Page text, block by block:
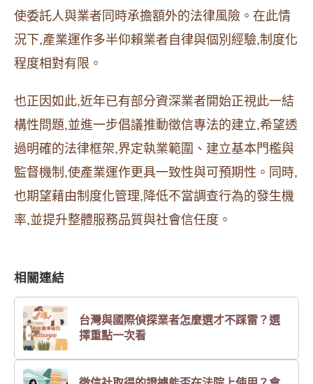
使委託人與業者同時承擔額外的法律風險。在此情
況下,產業運作多半仰賴業者自律與個別經驗,制度化
程度相對有限。
也正因如此,近年已有部分資深業者開始正視此一結
構性問題,並進一步倡議推動徵信專法的建立,希望透
過明確的法律框架,界定執業範圍、建立基本門檻與
監督機制,使產業運作更具一致性與可預期性。同時,
也期望藉由制度化管理,降低不當調查行為的發生機
率,並提升整體服務品質與社會信任度。
相關連結
台灣與國際偵探業者怎麼選才不踩雷？選
擇重點一次看